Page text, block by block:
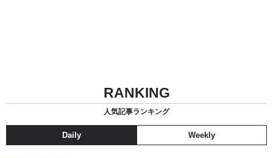
RANKING
人気記事ランキング
Daily Weekly